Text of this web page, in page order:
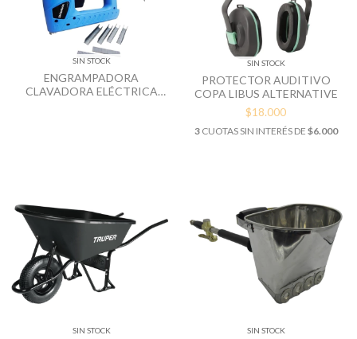
SIN STOCK
ENGRAMPADORA
CLAVADORA ELÉCTRICA
SIN STOCK
PROTECTOR AUDITIVO
COPA LIBUS ALTERNATIVE
$18.000
3CUOTAS SIN INTERÉS DE $6.000
SIN STOCK SIN STOCK